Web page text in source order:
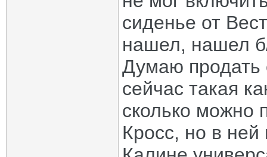
сиденье от
нашел, нашел
Думаю продать
сейчас такая
сколько можно
Кросс, но в